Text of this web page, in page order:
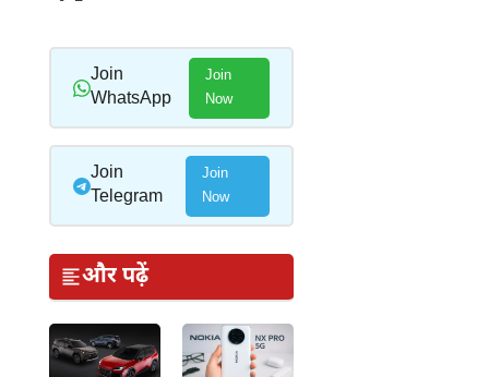
Join
WhatsApp
Join
Now
Join
Telegram
Join
Now
और पढ़ें